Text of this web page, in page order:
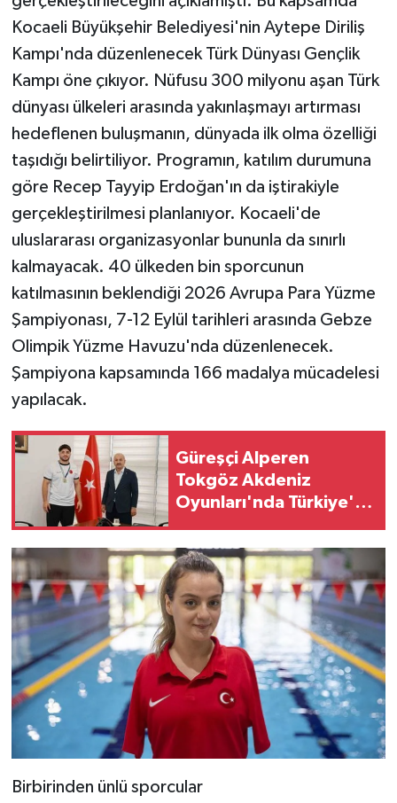
Kocaeli Büyükşehir Belediyesi'nin Aytepe Diriliş
Kampı'nda düzenlenecek Türk Dünyası Gençlik
Kampı öne çıkıyor. Nüfusu 300 milyonu aşan Türk
dünyası ülkeleri arasında yakınlaşmayı artırması
hedeflenen buluşmanın, dünyada ilk olma özelliği
taşıdığı belirtiliyor. Programın, katılım durumuna
göre Recep Tayyip Erdoğan'ın da iştirakiyle
gerçekleştirilmesi planlanıyor. Kocaeli'de
uluslararası organizasyonlar bununla da sınırlı
kalmayacak. 40 ülkeden bin sporcunun
katılmasının beklendiği 2026 Avrupa Para Yüzme
Şampiyonası, 7-12 Eylül tarihleri arasında Gebze
Olimpik Yüzme Havuzu'nda düzenlenecek.
Şampiyona kapsamında 166 madalya mücadelesi
yapılacak.
Güreşçi Alperen
Tokgöz Akdeniz
Oyunları'nda Türkiye'yi
Birbirinden ünlü sporcular